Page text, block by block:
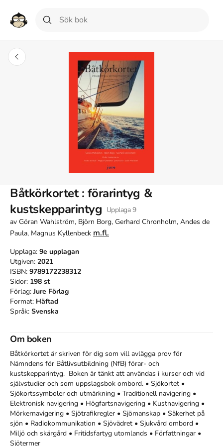
Båtkörkortet : förarintyg &
kustskepparintyg Upplaga9
av Göran Wahlström, Björn Borg, Gerhard Chronholm, Andes de
Paula, Magnus Kyllenbeck m.fl.
Upplaga: 9e upplagan
Utgiven: 2021
ISBN: 9789172238312
Sidor: 198 st
Förlag:Jure Förlag
Format: Häftad
Språk: Svenska
Om boken
Båtkörkortet är skriven för dig som vill avlägga prov för
Nämndens för Båtlivsutbildning (NfB) förar- och
kustskepparintyg.  Boken är tänkt att användas i kurser och vid
självstudier och som uppslagsbok ombord. • Sjökortet •
Sjökortssymboler och utmärkning • Traditionell navigering •
Elektronisk navigering • Högfartsnavigering • Kustnavigering •
Mörkernavigering • Sjötrafikregler • Sjömanskap • Säkerhet på
sjön • Radiokommunikation • Sjövädret • Sjukvård ombord •
Miljö och skärgård • Fritidsfartyg utomlands • Författningar •
Sjötermer